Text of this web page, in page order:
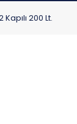
200 Lt.